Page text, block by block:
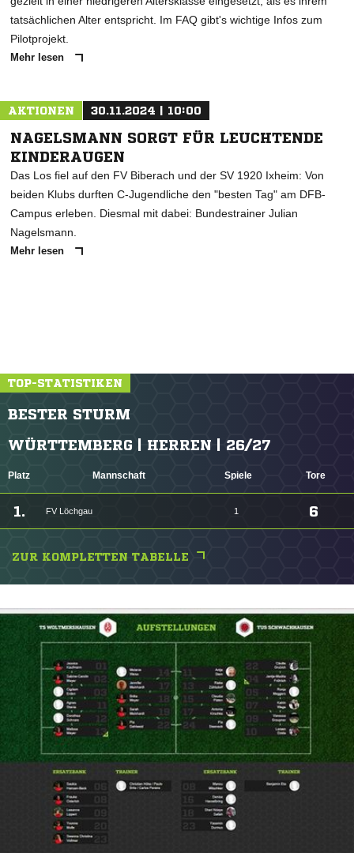
tatsächlichen Alter entspricht. Im FAQ gibt's wichtige Infos zum
Pilotprojekt.
Mehr lesen
AKTIONEN 30.11.2024 | 10:00
NAGELSMANN SORGT FÜR LEUCHTENDE
KINDERAUGEN
Das Los fiel auf den FV Biberach und der SV 1920 Ixheim: Von
beiden Klubs durften C-Jugendliche den "besten Tag" am DFB-
Campus erleben. Diesmal mit dabei: Bundestrainer Julian
Nagelsmann.
Mehr lesen
TOP-STATISTIKEN
BESTER STURM
WÜRTTEMBERG | HERREN | 26/27
Platz Mannschaft Spiele Tore
1. FV Löchgau 1 6
ZUR KOMPLETTEN TABELLE